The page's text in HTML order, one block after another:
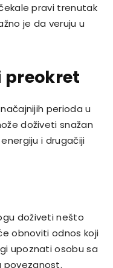
pravi trenutak
je da veruju u
preokret
perioda u
doživeti snažan
i drugačiji
doživeti nešto
obnoviti odnos koji
upoznati osobu sa
povezanost.